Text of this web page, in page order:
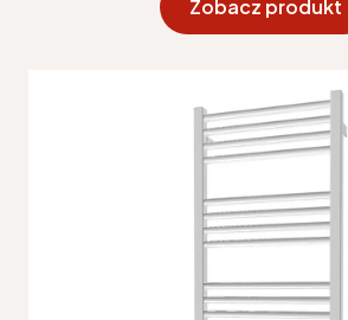
Zobacz produkt